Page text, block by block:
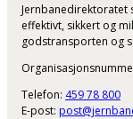
effektivt, sikkert og
godstransporten og
Telefon: 459 78 800
E-post: